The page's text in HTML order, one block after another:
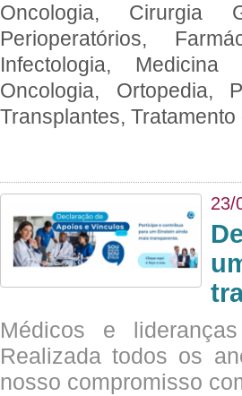
Oncologia, Cirurgia
Perioperatórios,
Infectologia, Medicina
Oncologia, Ortopedia,
Transplantes,
23/
Médicos e
Realizada todos os
nosso compromisso